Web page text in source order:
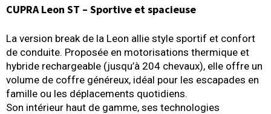
CUPRA Leon ST – Sportive et spacieuse
La version break de la Leon allie style sportif et confort
de conduite. Proposée en motorisations thermique et
hybride rechargeable (jusqu’à 204 chevaux), elle offre un
volume de coffre généreux, idéal pour les escapades en
famille ou les déplacements quotidiens.
Son intérieur haut de gamme, ses technologies